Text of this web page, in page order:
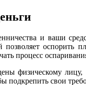
и ваши
позволяет оспорить
процесс
физическому
подкрепить свои